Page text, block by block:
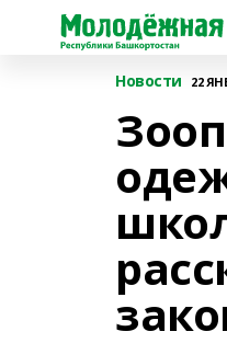
Новости 22